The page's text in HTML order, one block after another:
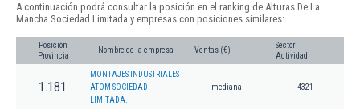
A continuación podrá consultar la posición en el ranking de Alturas De La
Mancha Sociedad Limitada y empresas con posiciones similares:
Posición
Provincia
Nombre de la empresa Ventas (€)
Sector
Actividad
1.181
MONTAJES INDUSTRIALES
ATOM SOCIEDAD
LIMITADA.
mediana 4321